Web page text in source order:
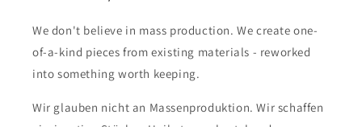
We don't believe in mass production. We create one-
of-a-kind pieces from existing materials - reworked
into something worth keeping.
Wir glauben nicht an Massenproduktion. Wir schaffen